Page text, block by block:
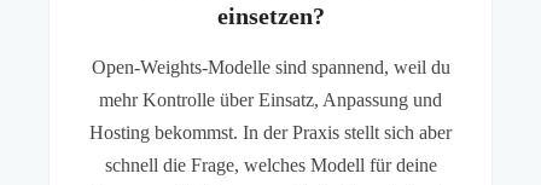
einsetzen?
Open-Weights-Modelle sind spannend, weil du
mehr Kontrolle über Einsatz, Anpassung und
Hosting bekommst. In der Praxis stellt sich aber
schnell die Frage, welches Modell für deine